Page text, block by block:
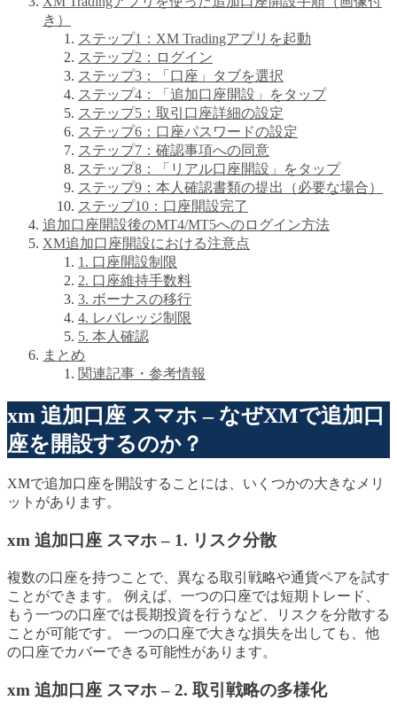
き）
ステップ1：XM Tradingアプリを起動
ステップ2：ログイン
ステップ3：「口座」タブを選択
ステップ4：「追加口座開設」をタップ
ステップ5：取引口座詳細の設定
ステップ6：口座パスワードの設定
ステップ7：確認事項への同意
ステップ8：「リアル口座開設」をタップ
ステップ9：本人確認書類の提出（必要な場合）
ステップ10：口座開設完了
追加口座開設後のMT4/MT5へのログイン方法
XM追加口座開設における注意点
1. 口座開設制限
2. 口座維持手数料
3. ボーナスの移行
4. レバレッジ制限
5. 本人確認
まとめ
関連記事・参考情報
xm 追加口座 スマホ – なぜXMで追加口
座を開設するのか？
XMで追加口座を開設することには、いくつかの大きなメリ
ットがあります。
xm 追加口座 スマホ – 1. リスク分散
複数の口座を持つことで、異なる取引戦略や通貨ペアを試す
ことができます。 例えば、一つの口座では短期トレード、
もう一つの口座では長期投資を行うなど、リスクを分散する
ことが可能です。 一つの口座で大きな損失を出しても、他
の口座でカバーできる可能性があります。
xm 追加口座 スマホ – 2. 取引戦略の多様化